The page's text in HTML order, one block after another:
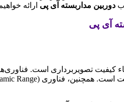
دوربین مداربسته آی پی ارائه
آی پی